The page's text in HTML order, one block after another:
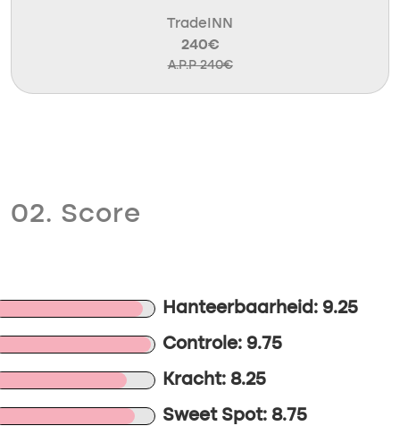
TradeINN
240€
A.P.P 240€
02. Score
Hanteerbaarheid: 9.25
Controle: 9.75
Kracht: 8.25
Sweet Spot: 8.75